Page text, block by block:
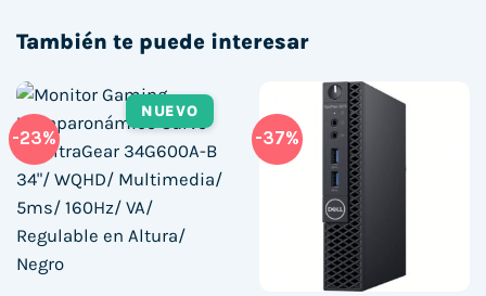
También te puede interesar
-23%
NUEVO
-37%